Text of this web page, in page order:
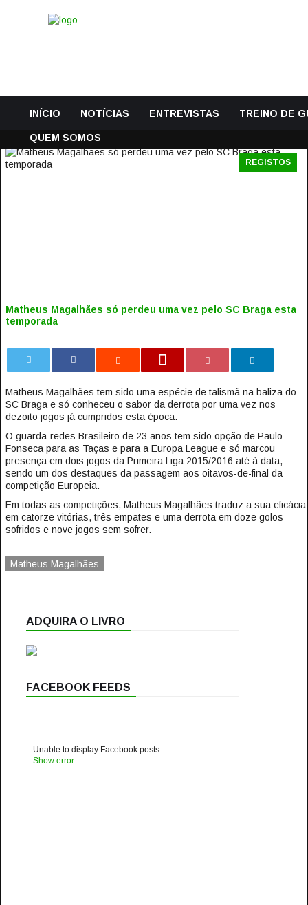
INÍCIO NOTÍCIAS ENTREVISTAS TREINO DE
QUEM SOMOS
REGISTOS
Matheus Magalhães só perdeu uma vez pelo SC Braga esta
temporada
Matheus Magalhães tem sido uma espécie de talismã na baliza do
SC Braga e só conheceu o sabor da derrota por uma vez nos
dezoito jogos já cumpridos esta época.
O guarda-redes Brasileiro de 23 anos tem sido opção de Paulo
Fonseca para as Taças e para a Europa League e só marcou
presença em dois jogos da Primeira Liga 2015/2016 até à data,
sendo um dos destaques da passagem aos oitavos-de-final da
competição Europeia.
Em todas as competições, Matheus Magalhães traduz a sua eficácia
em catorze vitórias, três empates e uma derrota em doze golos
sofridos e nove jogos sem sofrer.
Matheus Magalhães
ADQUIRA O LIVRO
FACEBOOK FEEDS
Unable to display Facebook posts.
Show error